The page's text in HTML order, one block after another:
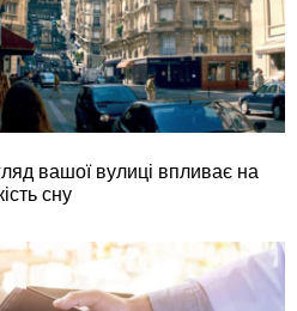
вашої вулиці впливає на
сну